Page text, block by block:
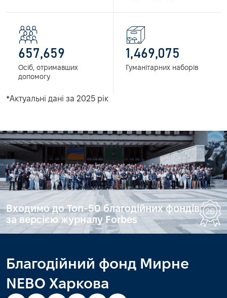
657,659
Осіб, отримавших
допомогу
1,469,075
Гуманітарних наборів
*Актуальні дані за 2025 рік
Входимо до Топ-50 благодійних фондів
за версією журналу Forbes
Благодійний фонд Мирне
NEBO Харкова